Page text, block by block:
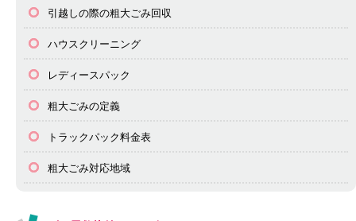
引越しの際の粗大ごみ回収
ハウスクリーニング
レディースパック
粗大ごみの定義
トラックパック料金表
粗大ごみ対応地域